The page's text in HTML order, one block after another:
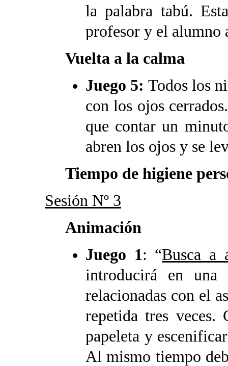
la palabra tabú.
profesor y el alumno
Vuelta a la calma
Juego 5: Todos los
con los ojos
que contar un
abren los ojos y se
Tiempo de higiene
Sesión Nº 3
Animación
Juego 1: “Busca a
introducirá en una
relacionadas con el
repetida tres veces.
papeleta y
Al mismo tiempo